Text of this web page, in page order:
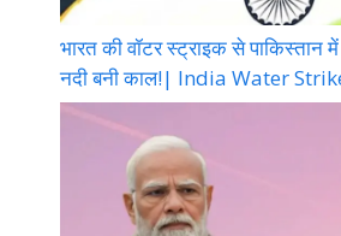
भारत की वॉटर स्ट्राइक से पाकिस्तान में
नदी बनी काल!| India Water